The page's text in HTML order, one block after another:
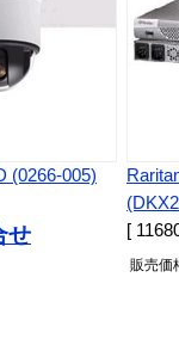
(0266-005)
せ
[
販売価